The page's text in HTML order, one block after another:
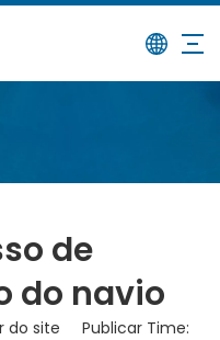
de
do navio
do site Publicar Time: